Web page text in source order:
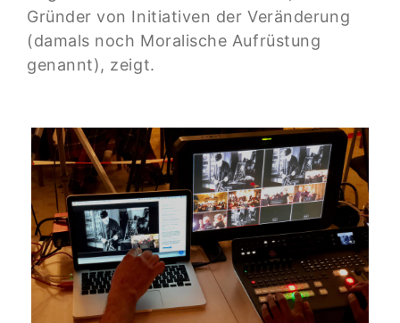
Gründer von Initiativen der Veränderung
(damals noch Moralische Aufrüstung
genannt), zeigt.